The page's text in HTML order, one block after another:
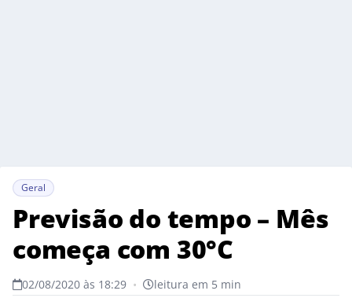
Geral
Previsão do tempo – Mês
começa com 30°C
02/08/2020 às 18:29 • leitura em 5 min